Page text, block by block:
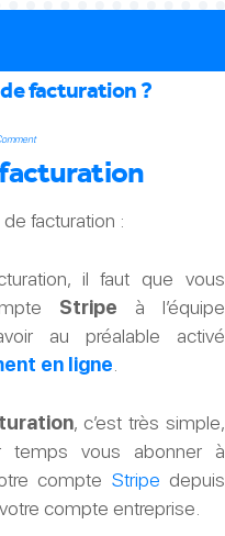
facturation ?
on
Comment
le
de
facturation
facturation :
il faut que vous
Stripe à l’équipe
au préalable activé
en ligne.
, c’est très simple,
temps vous abonner à
compte Stripe depuis
compte entreprise.